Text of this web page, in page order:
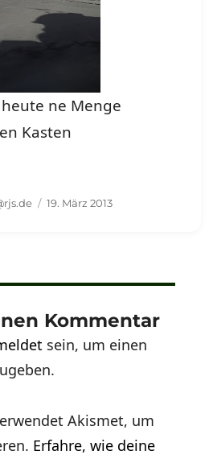
ne Menge
Kasten
Veröffentlicht
19. März 2013
Kommentar
sein, um einen
Akismet, um
Erfahre, wie deine